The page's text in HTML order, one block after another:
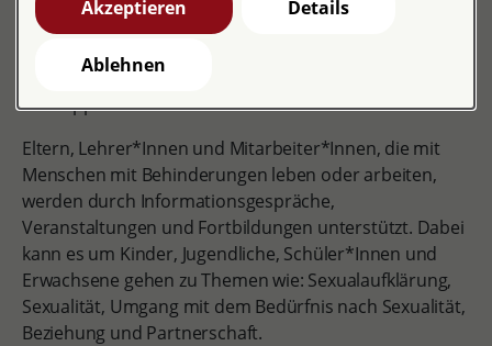
uns wenden mit Fragen zur Sexualaufklärung, zum
Kinderwunsch, zur Verhütung und rund um Sexualität
und Partnerschaft. Die Gespräche können einzeln oder
in Gruppen stattfinden.
Eltern, Lehrer*Innen und Mitarbeiter*Innen, die mit
Menschen mit Behinderungen leben oder arbeiten,
werden durch Informationsgespräche,
Veranstaltungen und Fortbildungen unterstützt. Dabei
kann es um Kinder, Jugendliche, Schüler*Innen und
Erwachsene gehen zu Themen wie: Sexualaufklärung,
Sexualität, Umgang mit dem Bedürfnis nach Sexualität,
Beziehung und Partnerschaft.
Akzeptieren Details
Ablehnen